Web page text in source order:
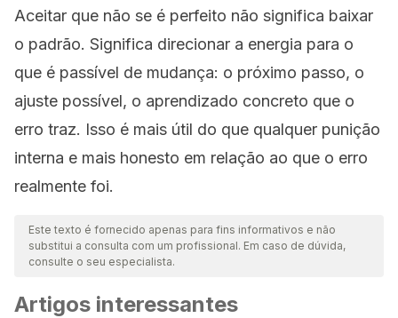
Aceitar que não se é perfeito não significa baixar
o padrão. Significa direcionar a energia para o
que é passível de mudança: o próximo passo, o
ajuste possível, o aprendizado concreto que o
erro traz. Isso é mais útil do que qualquer punição
interna e mais honesto em relação ao que o erro
realmente foi.
Este texto é fornecido apenas para fins informativos e não
substitui a consulta com um profissional. Em caso de dúvida,
consulte o seu especialista.
Artigos interessantes